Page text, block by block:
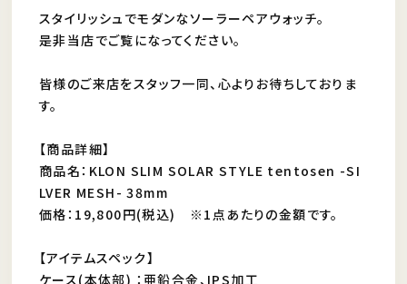
スタイリッシュでモダンなソーラーペアウォッチ。
是非当店でご覧になってください。
皆様のご来店をスタッフ一同、心よりお待ちしておりま
す。
【商品詳細】
商品名：KLON SLIM SOLAR STYLE tentosen -SI
LVER MESH- 38mm
価格：19,800円(税込) ※1点あたりの金額です。
【アイテムスペック】
ケース(本体部) ：亜鉛合金、IPS加工